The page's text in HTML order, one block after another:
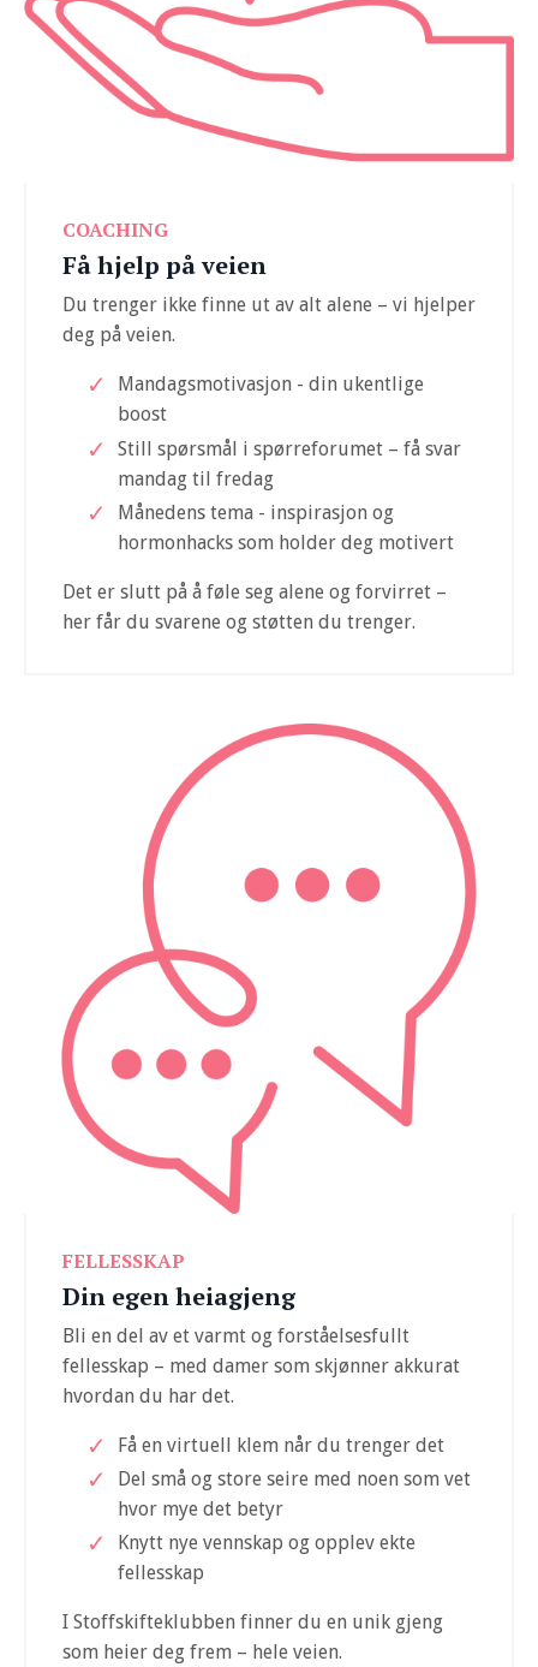
COACHING
Få hjelp på veien
Du trenger ikke finne ut av alt alene – vi hjelper
deg på veien.
Mandagsmotivasjon - din ukentlige
boost
Still spørsmål i spørreforumet – få svar
mandag til fredag
Månedens tema - inspirasjon og
hormonhacks som holder deg motivert
Det er slutt på å føle seg alene og forvirret –
her får du svarene og støtten du trenger.
FELLESSKAP
Din egen heiagjeng
Bli en del av et varmt og forståelsesfullt
fellesskap – med damer som skjønner akkurat
hvordan du har det.
Få en virtuell klem når du trenger det
Del små og store seire med noen som vet
hvor mye det betyr
Knytt nye vennskap og opplev ekte
fellesskap
I Stoffskifteklubben finner du en unik gjeng
som heier deg frem – hele veien.